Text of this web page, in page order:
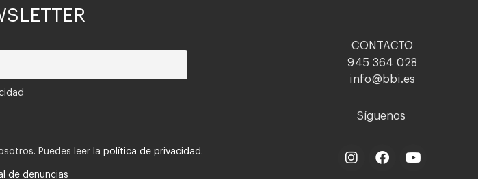
Puedes leer lapolítica de privacidad.
de denuncias
CONTACTO
945 364 028
info@bbi.es
Síguenos